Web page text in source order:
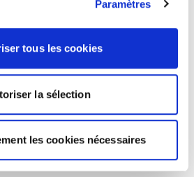
Paramètres
tous les cookies
la sélection
les cookies nécessaires